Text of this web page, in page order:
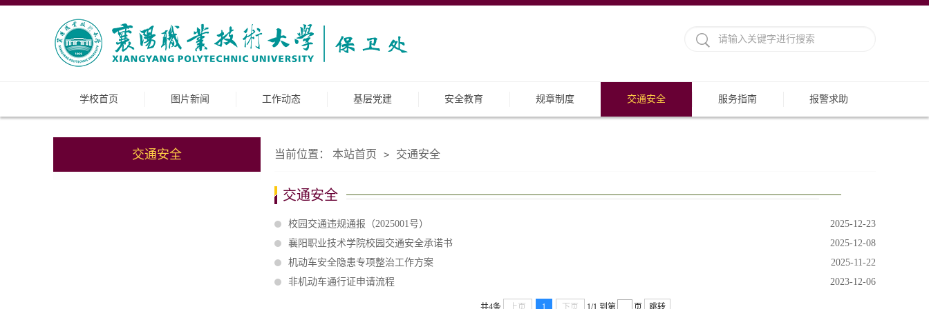
学校首页 图片新闻 工作动态 基层党建 安全教育 规章制度 交通安全 服务指南 报警求助
交通安全 当前位置： 本站首页 > 交通安全
交通安全
2025-12-23
校园交通违规通报（2025001号）
2025-12-08
襄阳职业技术学院校园交通安全承诺书
2025-11-22
机动车安全隐患专项整治工作方案
2023-12-06
非机动车通行证申请流程
共4条 上页 1 下页 1/1 到第 页 跳转